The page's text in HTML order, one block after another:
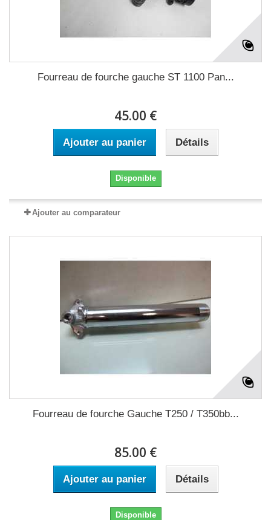
Fourreau de fourche gauche ST 1100 Pan...
45.00 €
Ajouter au panier Détails
Disponible
Ajouter au comparateur
Fourreau de fourche Gauche T250 / T350bb...
85.00 €
Ajouter au panier Détails
Disponible